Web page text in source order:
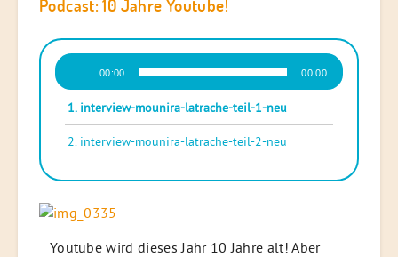
Podcast: 10 Jahre Youtube!
Audio-
Player
00:00 00:00
1. interview-mounira-latrache-teil-1-neu
2. interview-mounira-latrache-teil-2-neu
Youtube wird dieses Jahr 10 Jahre alt! Aber